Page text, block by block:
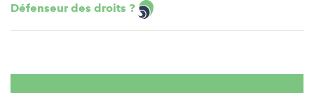
Défenseur des droits ?